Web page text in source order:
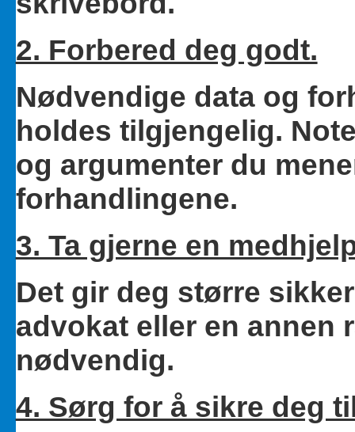
2. Forbered deg godt.
Nødvendige data og
holdes tilgjengelig.
og argumenter du
forhandlingene.
3. Ta gjerne en
Det gir deg større
advokat eller en annen
nødvendig.
4. Sørg for å sikre deg